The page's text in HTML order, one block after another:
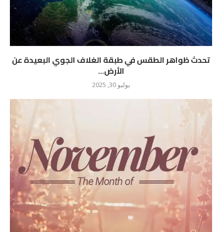
تحدث ظواهر الطقس في طبقة الغلاف الجوي البعيدة عن
الأرض...
يوليو 30, 2025